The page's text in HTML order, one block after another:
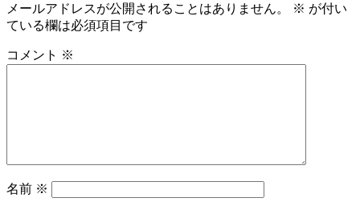
メールアドレスが公開されることはありません。 ※ が付い
ている欄は必須項目です
コメント ※
名前 ※